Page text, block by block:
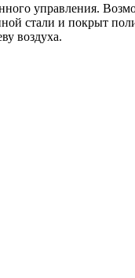
управления.
стали и покрыт
воздуха.